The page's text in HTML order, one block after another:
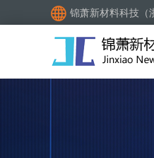
锦萧新材料科技（